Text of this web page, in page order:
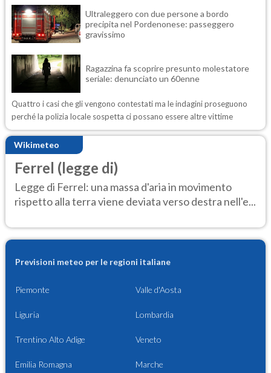
Ultraleggero con due persone a bordo
precipita nel Pordenonese: passeggero
gravissimo
Ragazzina fa scoprire presunto molestatore
seriale: denunciato un 60enne
Quattro i casi che gli vengono contestati ma le indagini proseguono
perché la polizia locale sospetta ci possano essere altre vittime
Wikimeteo
Ferrel (legge di)
Legge di Ferrel: una massa d'aria in movimento
rispetto alla terra viene deviata verso destra nell'e...
Previsioni meteo per le regioni italiane
Piemonte Valle d'Aosta
Liguria Lombardia
Trentino Alto Adige Veneto
Emilia Romagna Marche